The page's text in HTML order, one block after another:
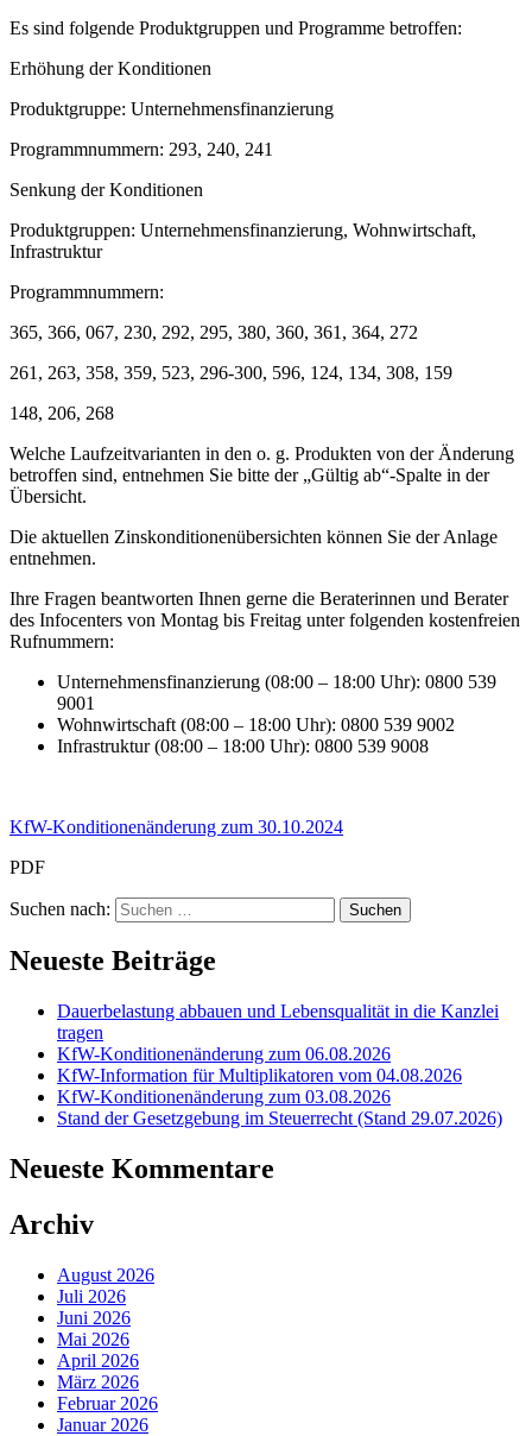
Es sind folgende Produktgruppen und Programme betroffen:
Erhöhung der Konditionen
Produktgruppe: Unternehmensfinanzierung
Programmnummern: 293, 240, 241
Senkung der Konditionen
Produktgruppen: Unternehmensfinanzierung, Wohnwirtschaft,
Infrastruktur
Programmnummern:
365, 366, 067, 230, 292, 295, 380, 360, 361, 364, 272
261, 263, 358, 359, 523, 296-300, 596, 124, 134, 308, 159
148, 206, 268
Welche Laufzeitvarianten in den o. g. Produkten von der Änderung
betroffen sind, entnehmen Sie bitte der „Gültig ab“-Spalte in der
Übersicht.
Die aktuellen Zinskonditionenübersichten können Sie der Anlage
entnehmen.
Ihre Fragen beantworten Ihnen gerne die Beraterinnen und Berater
des Infocenters von Montag bis Freitag unter folgenden kostenfreien
Rufnummern:
Unternehmensfinanzierung (08:00 – 18:00 Uhr): 0800 539
9001
Wohnwirtschaft (08:00 – 18:00 Uhr): 0800 539 9002
Infrastruktur (08:00 – 18:00 Uhr): 0800 539 9008
KfW-Konditionenänderung zum 30.10.2024
PDF
Suchen nach:
Neueste Beiträge
Dauerbelastung abbauen und Lebensqualität in die Kanzlei
tragen
KfW-Konditionenänderung zum 06.08.2026
KfW-Information für Multiplikatoren vom 04.08.2026
KfW-Konditionenänderung zum 03.08.2026
Stand der Gesetzgebung im Steuerrecht (Stand 29.07.2026)
Neueste Kommentare
Archiv
August 2026
Juli 2026
Juni 2026
Mai 2026
April 2026
März 2026
Februar 2026
Januar 2026